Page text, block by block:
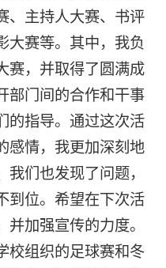
、主持人大赛、书评
大赛等。其中，我负
赛，并取得了圆满成
部门间的合作和干事
的指导。通过这次活
感情，我更加深刻地
们也发现了问题，
到位。希望在下次活
加强宣传的力度。
校组织的足球赛和冬